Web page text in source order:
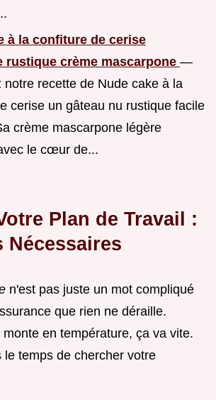
à la confiture de cerise
rustique crème mascarpone —
notre recette de Nude cake à la
cerise un gâteau nu rustique facile
crème mascarpone légère
le cœur de...
Plan de Travail :
Nécessaires
n'est pas juste un mot compliqué
que rien ne déraille.
en température, ça va vite.
le temps de chercher votre